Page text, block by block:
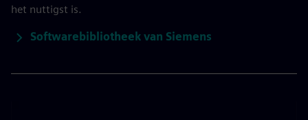
het nuttigst is.
Softwarebibliotheek van Siemens